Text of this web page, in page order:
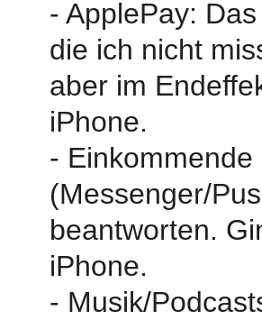
- ApplePay:
die ich nicht
aber im
iPhone.
-
(Messenger/
beantworten.
iPhone.
- Musik/